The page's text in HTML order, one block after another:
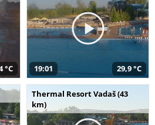
°C 19:01 29,9 °C
Thermal Resort Vadaš (43
km)